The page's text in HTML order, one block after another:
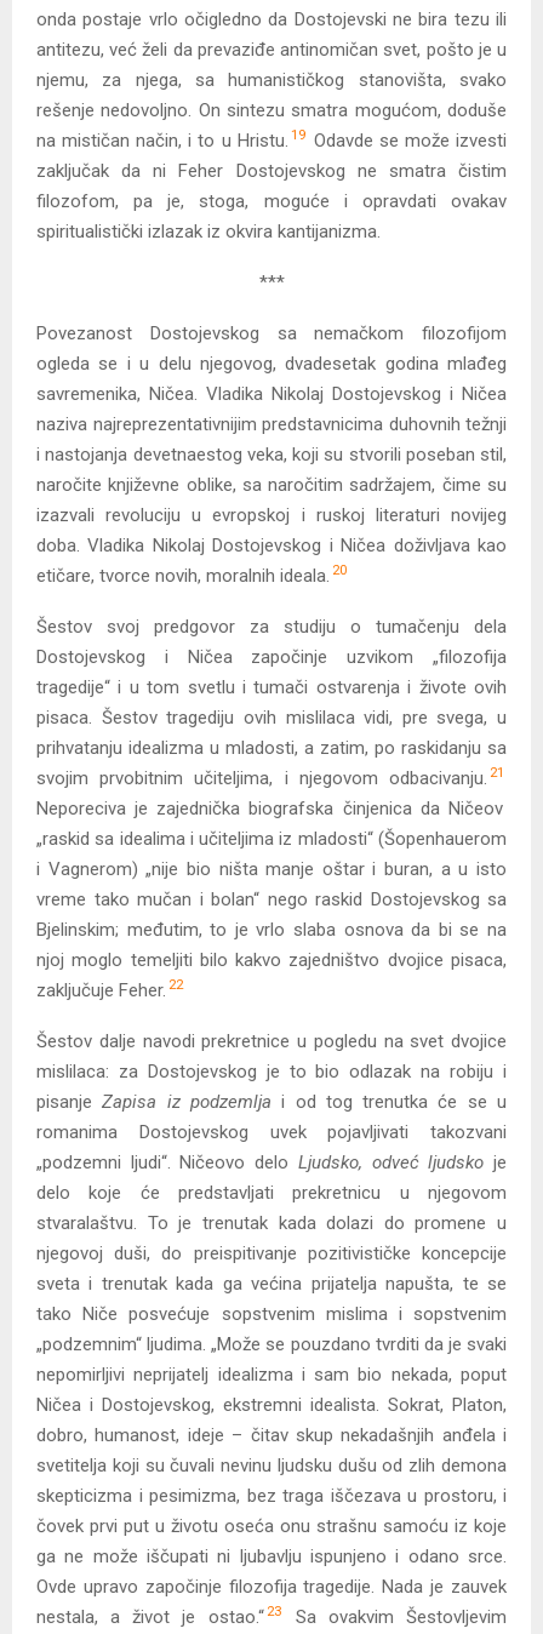
onda postaje vrlo očigledno da Dostojevski ne bira tezu ili
antitezu, već želi da prevaziđe antinomičan svet, pošto je u
njemu, za njega, sa humanističkog stanovišta, svako
rešenje nedovoljno. On sintezu smatra mogućom, doduše
na mističan način, i to u Hristu. 19 Odavde se može izvesti
zaključak da ni Feher Dostojevskog ne smatra čistim
filozofom, pa je, stoga, moguće i opravdati ovakav
spiritualistički izlazak iz okvira kantijanizma.
***
Povezanost Dostojevskog sa nemačkom filozofijom
ogleda se i u delu njegovog, dvadesetak godina mlađeg
savremenika, Ničea. Vladika Nikolaj Dostojevskog i Ničea
naziva najreprezentativnijim predstavnicima duhovnih težnji
i nastojanja devetnaestog veka, koji su stvorili poseban stil,
naročite književne oblike, sa naročitim sadržajem, čime su
izazvali revoluciju u evropskoj i ruskoj literaturi novijeg
doba. Vladika Nikolaj Dostojevskog i Ničea doživljava kao
etičare, tvorce novih, moralnih ideala. 20
Šestov svoj predgovor za studiju o tumačenju dela
Dostojevskog i Ničea započinje uzvikom „filozofija
tragedije“ i u tom svetlu i tumači ostvarenja i živote ovih
pisaca. Šestov tragediju ovih mislilaca vidi, pre svega, u
prihvatanju idealizma u mladosti, a zatim, po raskidanju sa
svojim prvobitnim učiteljima, i njegovom odbacivanju. 21
Neporeciva je zajednička biografska činjenica da Ničeov
„raskid sa idealima i učiteljima iz mladosti“ (Šopenhauerom
i Vagnerom) „nije bio ništa manje oštar i buran, a u isto
vreme tako mučan i bolan“ nego raskid Dostojevskog sa
Bjelinskim; međutim, to je vrlo slaba osnova da bi se na
njoj moglo temeljiti bilo kakvo zajedništvo dvojice pisaca,
zaključuje Feher. 22
Šestov dalje navodi prekretnice u pogledu na svet dvojice
mislilaca: za Dostojevskog je to bio odlazak na robiju i
pisanjeZapisa iz podzemlja i od tog trenutka će se u
romanima Dostojevskog uvek pojavljivati takozvani
„podzemni ljudi“. Ničeovo delo Ljudsko, odveć ljudsko je
delo koje će predstavljati prekretnicu u njegovom
stvaralaštvu. To je trenutak kada dolazi do promene u
njegovoj duši, do preispitivanje pozitivističke koncepcije
sveta i trenutak kada ga većina prijatelja napušta, te se
tako Niče posvećuje sopstvenim mislima i sopstvenim
„podzemnim“ ljudima. „Može se pouzdano tvrditi da je svaki
nepomirljivi neprijatelj idealizma i sam bio nekada, poput
Ničea i Dostojevskog, ekstremni idealista. Sokrat, Platon,
dobro, humanost, ideje – čitav skup nekadašnjih anđela i
svetitelja koji su čuvali nevinu ljudsku dušu od zlih demona
skepticizma i pesimizma, bez traga iščezava u prostoru, i
čovek prvi put u životu oseća onu strašnu samoću iz koje
ga ne može iščupati ni ljubavlju ispunjeno i odano srce.
Ovde upravo započinje filozofija tragedije. Nada je zauvek
nestala, a život je ostao.“ 23 Sa ovakvim Šestovljevim